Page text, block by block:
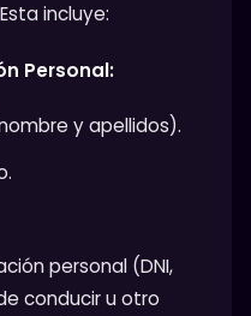
incluye:
Personal:
y apellidos).
personal (DNI,
conducir u otro